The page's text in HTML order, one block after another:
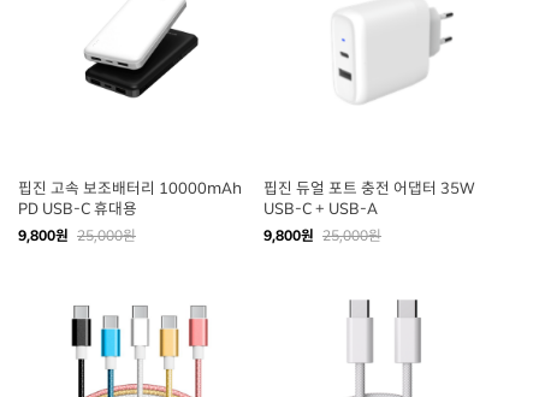
핍진 고속 보조배터리 10000mAh
PD USB-C 휴대용
9,800원 25,000원
핍진 듀얼 포트 충전 어댑터 35W
USB-C + USB-A
9,800원 25,000원